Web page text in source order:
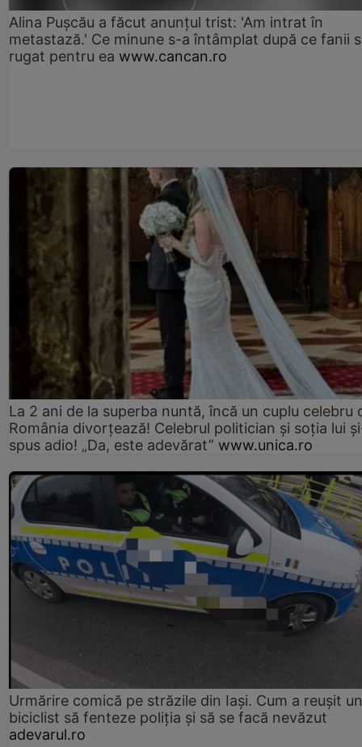
Alina Pușcău a făcut anunțul trist: 'Am intrat în
metastază.' Ce minune s-a întâmplat după ce fanii
rugat pentru ea www.cancan.ro
La 2 ani de la superba nuntă, încă un cuplu celebru
România divorțează! Celebrul politician și soția lui
spus adio! „Da, este adevărat” www.unica.ro
Urmărire comică pe străzile din Iași. Cum a reușit un
biciclist să fenteze poliția și să se facă nevăzut
adevarul.ro